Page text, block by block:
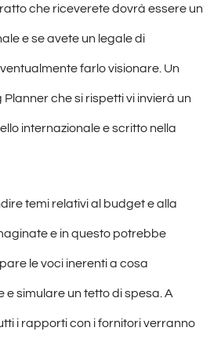
che riceverete dovrà essere un
e se avete un legale di
farlo visionare. Un
che si rispetti vi invierà un
internazionale e scritto nella
temi relativi al budget e alla
e in questo potrebbe
le voci inerenti a cosa
e simulare un tetto di spesa. A
i rapporti con i fornitori verranno